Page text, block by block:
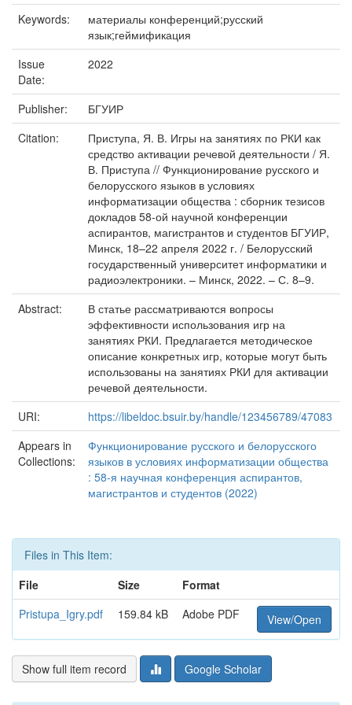
Keywords:
материалы конференций;русский
язык;геймификация
Issue
Date:
2022
Publisher:
БГУИР
Citation:
Приступа, Я. В. Игры на занятиях по РКИ как
средство активации речевой деятельности / Я.
В. Приступа // Функционирование русского и
белорусского языков в условиях
информатизации общества : сборник тезисов
докладов 58-ой научной конференции
аспирантов, магистрантов и студентов БГУИР,
Минск, 18–22 апреля 2022 г. / Белорусский
государственный университет информатики и
радиоэлектроники. – Минск, 2022. – С. 8–9.
Abstract:
В статье рассматриваются вопросы
эффективности использования игр на
занятиях РКИ. Предлагается методическое
описание конкретных игр, которые могут быть
использованы на занятиях РКИ для активации
речевой деятельности.
URI:
https://libeldoc.bsuir.by/handle/123456789/47083
Appears in
Collections:
Функционирование русского и белорусского
языков в условиях информатизации общества
: 58-я научная конференция аспирантов,
магистрантов и студентов (2022)
Files in This Item:
File
Size
Format
Pristupa_Igry.pdf
159.84 kB Adobe PDF View/Open
Show full item record Google Scholar